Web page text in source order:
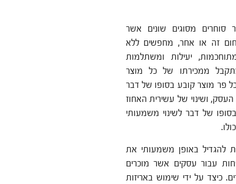
סוחרים מסוגים שונים אשר
זה או אחר, מחפשים ללא
יעילות ומשתלמות
ממכירתו של כל מוצר
פר מוצר קובע בסופו של דבר
ושינוי של עשירית האחוז
של דבר לשינוי משמעותי
להגדיל באופן משמעותי את
עבור עסקים אשר מוכרים
כיצד על ידי שימוש באריזות